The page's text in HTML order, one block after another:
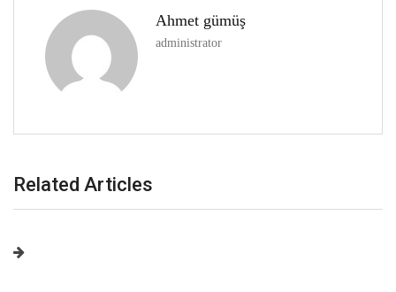
Ahmet gümüş
administrator
Related Articles